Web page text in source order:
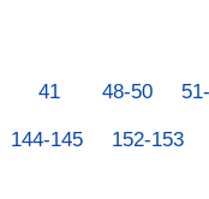
41 48-50
144-145 152-153